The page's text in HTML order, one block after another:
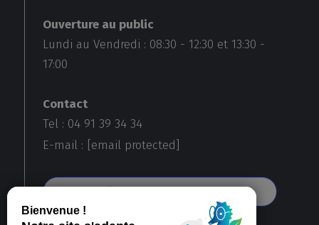
Ouverture au public
Lundi au Vendredi : 08:30 - 12:30 et 13:30 -
17:00
Contact
Tel : 04 91 39 34 34
E-mail : [email protected]
Voir toutes nos agences